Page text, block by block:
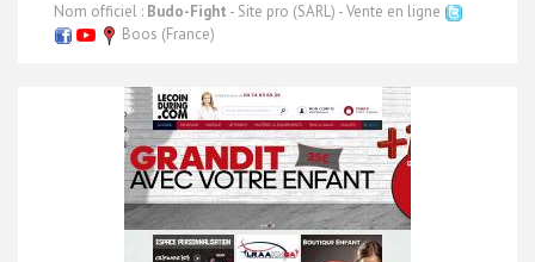
Nom officiel : Budo-Fight - Site pro (SARL) - Vente en ligne
Boos (France)